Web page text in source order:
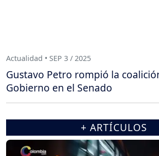
Actualidad • SEP 3 / 2025
Gustavo Petro rompió la
Gobierno en el Senado
+ ARTÍCULOS